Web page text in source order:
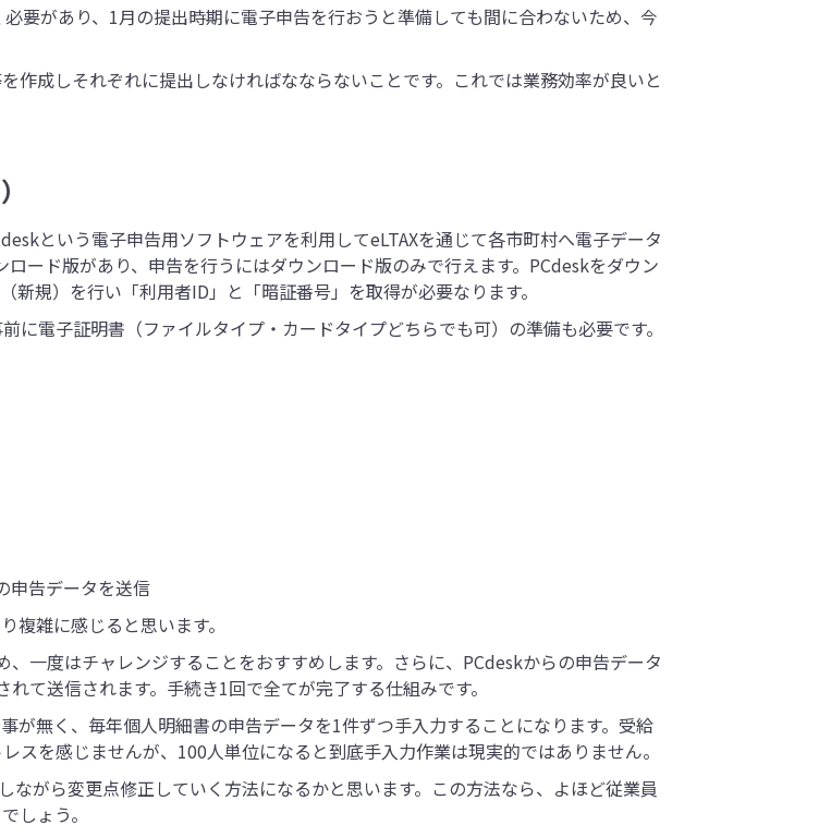
要があり、1月の提出時期に電子申告を行おうと準備しても間に合わないため、今
作成しそれぞれに提出しなければなならないことです。これでは業務効率が良いと
という電子申告用ソフトウェアを利用してeLTAXを通じて各市町村へ電子データ
ード版があり、申告を行うにはダウンロード版のみで行えます。PCdeskをダウン
規）を行い「利用者ID」と「暗証番号」を取得が必要なります。
電子証明書（ファイルタイプ・カードタイプどちらでも可）の準備も必要です。
申告データを送信
複雑に感じると思います。
一度はチャレンジすることをおすすめします。さらに、PCdeskからの申告データ
て送信されます。手続き1回で全てが完了する仕組みです。
が無く、毎年個人明細書の申告データを1件ずつ手入力することになります。受給
を感じませんが、100人単位になると到底手入力作業は現実的ではありません。
ながら変更点修正していく方法になるかと思います。この方法なら、よほど従業員
しょう。